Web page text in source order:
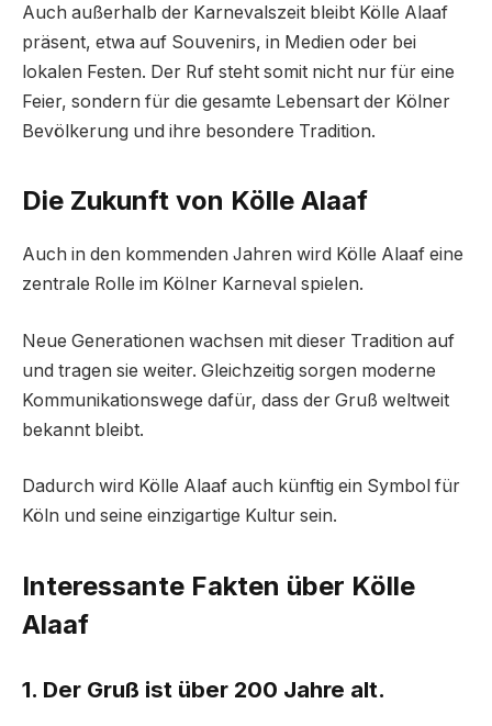
Auch außerhalb der Karnevalszeit bleibt Kölle Alaaf
präsent, etwa auf Souvenirs, in Medien oder bei
lokalen Festen. Der Ruf steht somit nicht nur für eine
Feier, sondern für die gesamte Lebensart der Kölner
Bevölkerung und ihre besondere Tradition.
Die Zukunft von Kölle Alaaf
Auch in den kommenden Jahren wird Kölle Alaaf eine
zentrale Rolle im Kölner Karneval spielen.
Neue Generationen wachsen mit dieser Tradition auf
und tragen sie weiter. Gleichzeitig sorgen moderne
Kommunikationswege dafür, dass der Gruß weltweit
bekannt bleibt.
Dadurch wird Kölle Alaaf auch künftig ein Symbol für
Köln und seine einzigartige Kultur sein.
Interessante Fakten über Kölle
Alaaf
1. Der Gruß ist über 200 Jahre alt.